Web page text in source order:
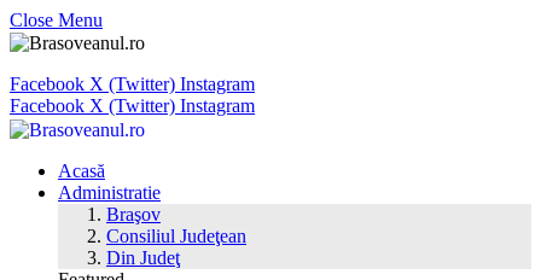
Close Menu
Facebook X (Twitter) Instagram
Facebook X (Twitter) Instagram
Acasă
Administratie
Braşov
Consiliul Judeţean
Din Judeţ